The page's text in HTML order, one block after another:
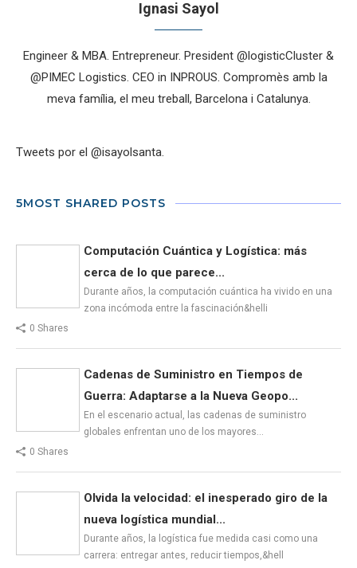
Ignasi Sayol
Engineer & MBA. Entrepreneur. President @logisticCluster &
@PIMEC Logistics. CEO in INPROUS. Compromès amb la
meva família, el meu treball, Barcelona i Catalunya.
Tweets por el @isayolsanta.
5MOST SHARED POSTS
Computación Cuántica y Logística: más
cerca de lo que parece...
Durante años, la computación cuántica ha vivido en una
zona incómoda entre la fascinación&helli
0 Shares
Cadenas de Suministro en Tiempos de
Guerra: Adaptarse a la Nueva Geopo...
En el escenario actual, las cadenas de suministro
globales enfrentan uno de los mayores…
0 Shares
Olvida la velocidad: el inesperado giro de la
nueva logística mundial...
Durante años, la logística fue medida casi como una
carrera: entregar antes, reducir tiempos,&hell